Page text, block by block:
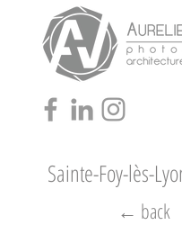
Sainte-Foy-lès-
← back